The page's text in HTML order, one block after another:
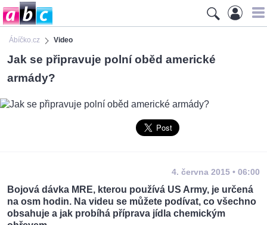
Ábíčko.cz Video
Jak se připravuje polní oběd americké
armády?
4. června 2015 • 06:00
Bojová dávka MRE, kterou používá US Army, je určená
na osm hodin. Na videu se můžete podívat, co všechno
obsahuje a jak probíhá příprava jídla chemickým